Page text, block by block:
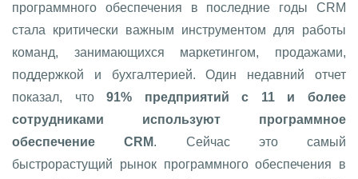
программного обеспечения в последние годы CRM
стала критически важным инструментом для работы
команд, занимающихся маркетингом, продажами,
поддержкой и бухгалтерией. Один недавний отчет
показал, что91% предприятий с 11 и более
сотрудниками используют программное
обеспечение CRM. Сейчас это самый
быстрорастущий рынок программного обеспечения в